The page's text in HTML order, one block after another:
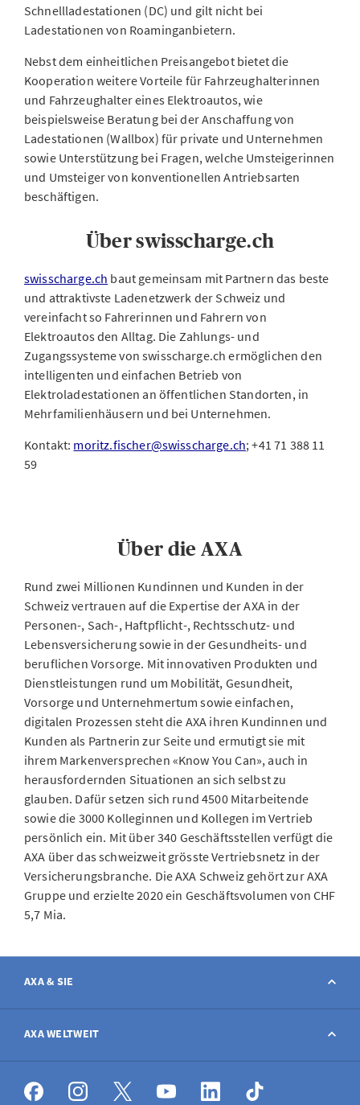
Schnellladestationen (DC) und gilt nicht bei
Ladestationen von Roaminganbietern.
Nebst dem einheitlichen Preisangebot bietet die
Kooperation weitere Vorteile für Fahrzeughalterinnen
und Fahrzeughalter eines Elektroautos, wie
beispielsweise Beratung bei der Anschaffung von
Ladestationen (Wallbox) für private und Unternehmen
sowie Unterstützung bei Fragen, welche Umsteigerinnen
und Umsteiger von konventionellen Antriebsarten
beschäftigen.
Über swisscharge.ch
swisscharge.ch baut gemeinsam mit Partnern das beste
und attraktivste Ladenetzwerk der Schweiz und
vereinfacht so Fahrerinnen und Fahrern von
Elektroautos den Alltag. Die Zahlungs- und
Zugangssysteme von swisscharge.ch ermöglichen den
intelligenten und einfachen Betrieb von
Elektroladestationen an öffentlichen Standorten, in
Mehrfamilienhäusern und bei Unternehmen.
Kontakt: moritz.fischer@swisscharge.ch; +41 71 388 11
59
Über die AXA
Rund zwei Millionen Kundinnen und Kunden in der
Schweiz vertrauen auf die Expertise der AXA in der
Personen-, Sach-, Haftpflicht-, Rechtsschutz- und
Lebensversicherung sowie in der Gesundheits- und
beruflichen Vorsorge. Mit innovativen Produkten und
Dienstleistungen rund um Mobilität, Gesundheit,
Vorsorge und Unternehmertum sowie einfachen,
digitalen Prozessen steht die AXA ihren Kundinnen und
Kunden als Partnerin zur Seite und ermutigt sie mit
ihrem Markenversprechen «Know You Can», auch in
herausfordernden Situationen an sich selbst zu
glauben. Dafür setzen sich rund 4500 Mitarbeitende
sowie die 3000 Kolleginnen und Kollegen im Vertrieb
persönlich ein. Mit über 340 Geschäftsstellen verfügt die
AXA über das schweizweit grösste Vertriebsnetz in der
Versicherungsbranche. Die AXA Schweiz gehört zur AXA
Gruppe und erzielte 2020 ein Geschäftsvolumen von CHF
5,7 Mia.
AXA & SIE
Kontakt
Schaden melden
AXA WELTWEIT
AXA weltweit